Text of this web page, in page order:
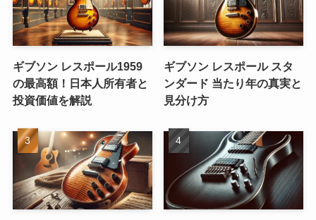
ギブソン レスポール1959
の最高額！日本人所有者と
投資価値を解説
ギブソン レスポール スタ
ンダード 当たり年の真実と
見分け方